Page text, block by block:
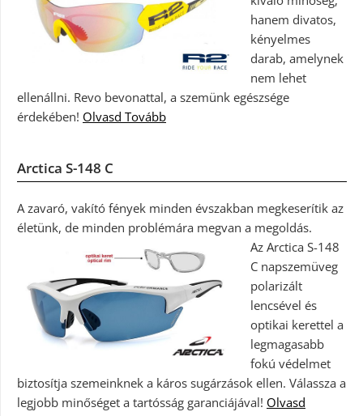
hanem divatos,
kényelmes
darab, amelynek
nem lehet
ellenállni. Revo bevonattal, a szemünk egészsége
érdekében! Olvasd Tovább
Arctica S-148 C
A zavaró, vakító fények minden évszakban megkeserítik az
életünk, de minden problémára megvan a megoldás.
Az Arctica S-148
C napszemüveg
polarizált
lencsével és
optikai kerettel a
legmagasabb
fokú védelmet
biztosítja szemeinknek a káros sugárzások ellen. Válassza a
legjobb minőséget a tartósság garanciájával! Olvasd